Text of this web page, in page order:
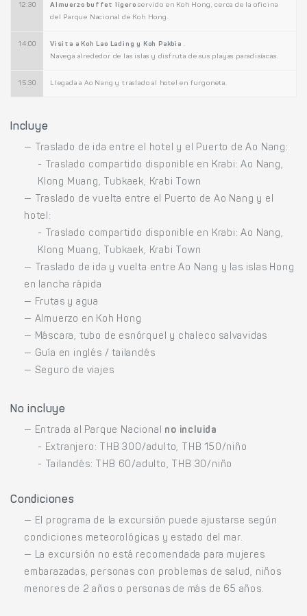
12:30 Almuerzo buffet ligero servido en Koh Hong, cerca de la oficina
del Parque Nacional de Koh Hong.
14:00 Visita a Koh Lao Lading y Koh Pakbia .
Navega alrededor de las islas y disfruta de sus playas paradisíacas.
15:30 Llegada a Ao Nang y traslado al hotel en furgoneta.
Incluye
— Traslado de ida entre el hotel y el Puerto de Ao Nang:
- Traslado compartido disponible en Krabi: Ao Nang,
Klong Muang, Tubkaek, Krabi Town
— Traslado de vuelta entre el Puerto de Ao Nang y el
hotel:
- Traslado compartido disponible en Krabi: Ao Nang,
Klong Muang, Tubkaek, Krabi Town
— Traslado de ida y vuelta entre Ao Nang y las islas Hong
en lancha rápida
— Frutas y agua
— Almuerzo en Koh Hong
— Máscara, tubo de esnórquel y chaleco salvavidas
— Guía en inglés / tailandés
— Seguro de viajes
No incluye
— Entrada al Parque Nacional no incluida
- Extranjero: THB 300/adulto, THB 150/niño
- Tailandés: THB 60/adulto, THB 30/niño
Condiciones
— El programa de la excursión puede ajustarse según
condiciones meteorológicas y estado del mar.
— La excursión no está recomendada para mujeres
embarazadas, personas con problemas de salud, niños
menores de 2 años o personas de más de 65 años.